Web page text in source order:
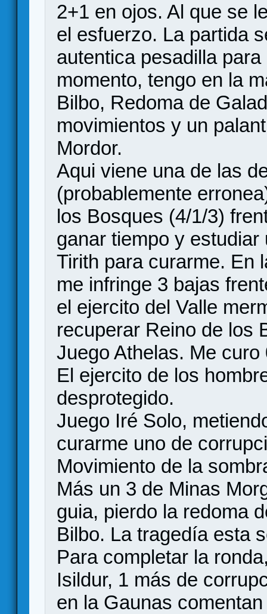
2+1 en ojos. Al que se
el esfuerzo. La partida
autentica pesadilla
momento, tengo en la
Bilbo, Redoma de
movimientos y un
Mordor.
Aqui viene una de las
(probablemente
los Bosques (4/1/3)
ganar tiempo y
Tirith para curarme. En
me infringe 3 bajas
el ejercito del Valle
recuperar Reino de los
Juego Athelas. Me curo
El ejercito de los
desprotegido.
Juego Iré Solo,
curarme uno de
Movimiento de la
Más un 3 de Minas
guia, pierdo la redoma
Bilbo. La tragedía esta
Para completar la
Isildur, 1 más de
en la Gaunas